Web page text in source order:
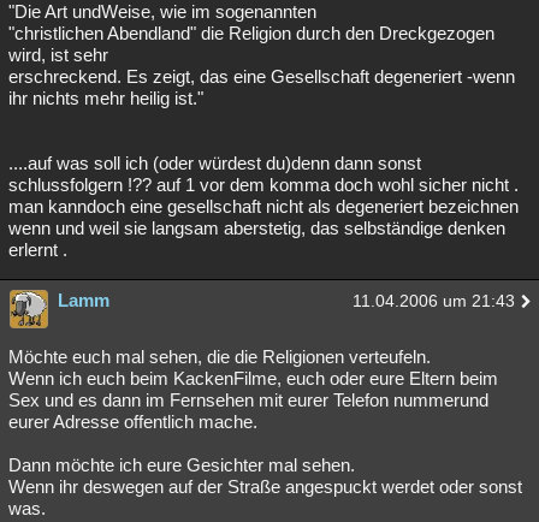
"Die Art undWeise, wie im sogenannten
"christlichen Abendland" die Religion durch den Dreckgezogen
wird, ist sehr
erschreckend. Es zeigt, das eine Gesellschaft degeneriert -wenn
ihr nichts mehr heilig ist."
....auf was soll ich (oder würdest du)denn dann sonst
schlussfolgern !?? auf 1 vor dem komma doch wohl sicher nicht .
man kanndoch eine gesellschaft nicht als degeneriert bezeichnen
wenn und weil sie langsam aberstetig, das selbständige denken
erlernt .
Lamm 11.04.2006 um 21:43
Möchte euch mal sehen, die die Religionen verteufeln.
Wenn ich euch beim KackenFilme, euch oder eure Eltern beim
Sex und es dann im Fernsehen mit eurer Telefon nummerund
eurer Adresse offentlich mache.
Dann möchte ich eure Gesichter mal sehen.
Wenn ihr deswegen auf der Straße angespuckt werdet oder sonst
was.